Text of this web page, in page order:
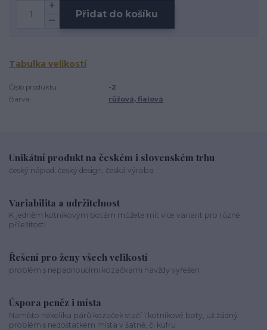
Přidat do košíku
Tabulka velikostí
Číslo produktu:
-2
Barva:
růžová, fialová
Unikátní produkt na českém i slovenském trhu
český nápad, český design, česká výroba
Variabilita a udržitelnost
K jedněm kotníkovým botám můžete mít více variant pro různé
příležitosti
Řešení pro ženy všech velikostí
problém s nepadnoucími kozačkami navždy vyřešen
Úspora peněz i místa
Namísto několika párů kozaček stačí 1 kotníkové boty, už žádný
problém s nedostatkem místa v šatně, či kufru